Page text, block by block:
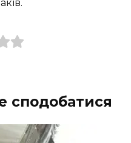
сподобатися